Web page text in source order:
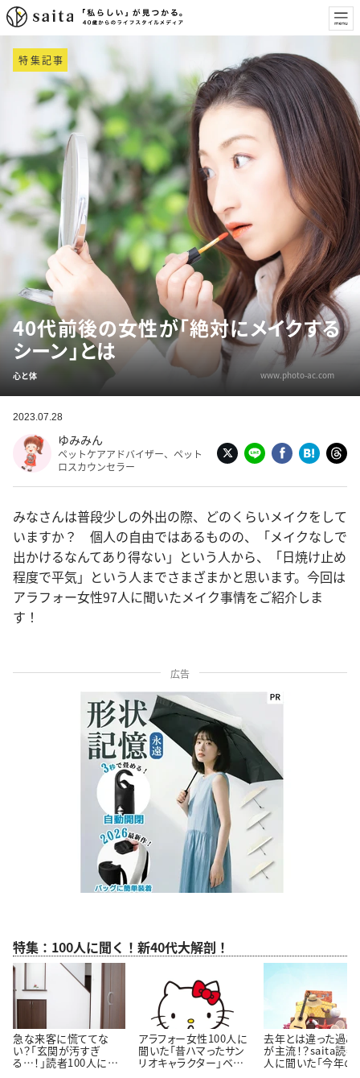
特集記事
40代前後の女性が「絶対にメイクする
シーン」とは
心と体 www.photo-ac.com
2023.07.28
ゆみみん
ペットケアアドバイザー、ペット
ロスカウンセラー
みなさんは普段少しの外出の際、どのくらいメイクをして
いますか？ 個人の自由ではあるものの、「メイクなしで
出かけるなんてあり得ない」という人から、「日焼け止め
程度で平気」という人までさまざまかと思います。今回は
アラフォー女性97人に聞いたメイク事情をご紹介しま
す！
広告
特集：100人に聞く！新40代大解剖！
急な来客に慌ててな
い？「玄関が汚すぎ
る…！」読者100人に聞
アラフォー女性100人に
聞いた「昔ハマったサン
リオキャラクター」ベス
去年とは違った過ご
が主流！？saita読
人に聞いた「今年の